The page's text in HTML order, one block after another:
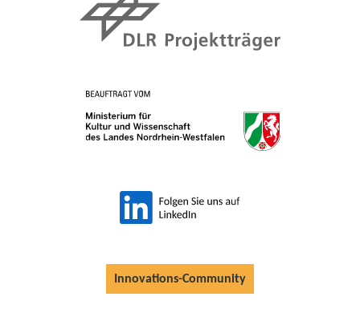
Innovations-Community